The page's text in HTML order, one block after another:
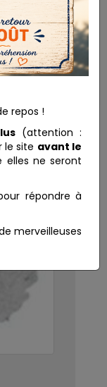
repos !
(attention :
le site avant le
ne seront
répondre à
merveilleuses